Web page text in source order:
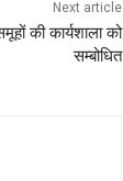
Next article
की कार्यशाला को
सम्बोधित